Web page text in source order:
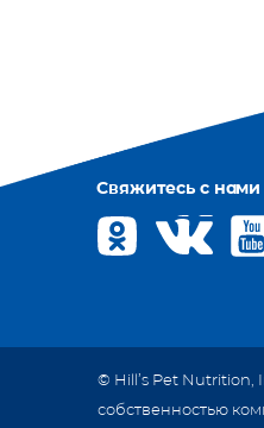
Свяжитесь с нами
© Hill’s Pet
собственностью